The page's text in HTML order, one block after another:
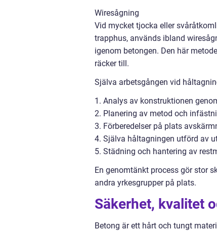
Wiresågning
Vid mycket tjocka eller
trapphus, används ibland
igenom betongen. Den här
räcker till.
Själva arbetsgången vid
1. Analys av konstruktionen
2. Planering av metod och
3. Förberedelser på plats
4. Själva håltagningen utförd av
5. Städning och hantering av
En genomtänkt process gör stor
andra yrkesgrupper på plats.
Säkerhet, kvalitet
Betong är ett hårt och tungt